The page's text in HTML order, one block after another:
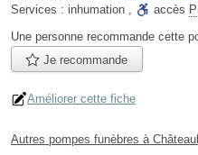
Services : inhumation , accès
Une personne recommande cette
Je recommande
Améliorer cette fiche
Autres pompes funèbres à